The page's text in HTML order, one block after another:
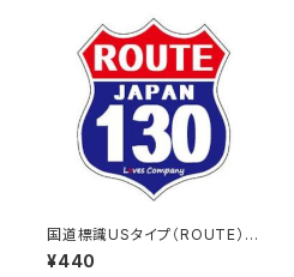
国道標識USタイプ（ROUTE）ス
テッカー 130号線
¥440